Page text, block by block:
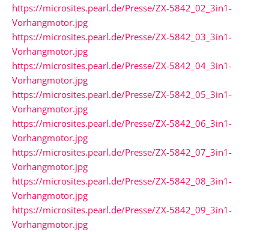
https://microsites.pearl.de/Presse/ZX-5842_02_3in1-
Vorhangmotor.jpg
https://microsites.pearl.de/Presse/ZX-5842_03_3in1-
Vorhangmotor.jpg
https://microsites.pearl.de/Presse/ZX-5842_04_3in1-
Vorhangmotor.jpg
https://microsites.pearl.de/Presse/ZX-5842_05_3in1-
Vorhangmotor.jpg
https://microsites.pearl.de/Presse/ZX-5842_06_3in1-
Vorhangmotor.jpg
https://microsites.pearl.de/Presse/ZX-5842_07_3in1-
Vorhangmotor.jpg
https://microsites.pearl.de/Presse/ZX-5842_08_3in1-
Vorhangmotor.jpg
https://microsites.pearl.de/Presse/ZX-5842_09_3in1-
Vorhangmotor.jpg